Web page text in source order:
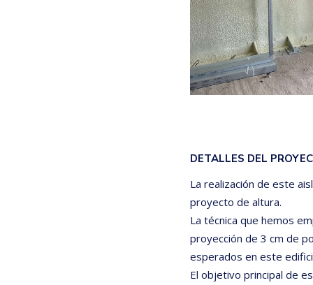
DETALLES DEL
La realización de este
proyecto de altura.
La técnica que hemos
proyección de 3 cm de
esperados en este
El objetivo principal de